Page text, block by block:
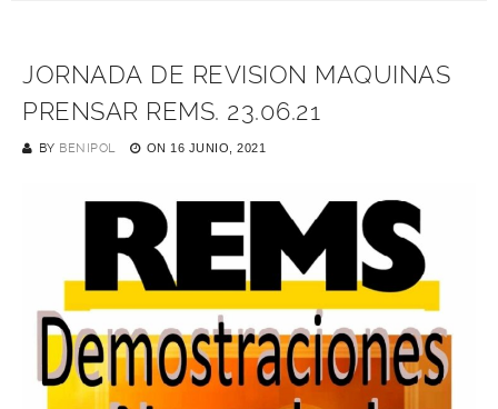
JORNADA DE REVISION MAQUINAS
PRENSAR REMS. 23.06.21
BY BENIPOL ON 16 JUNIO, 2021